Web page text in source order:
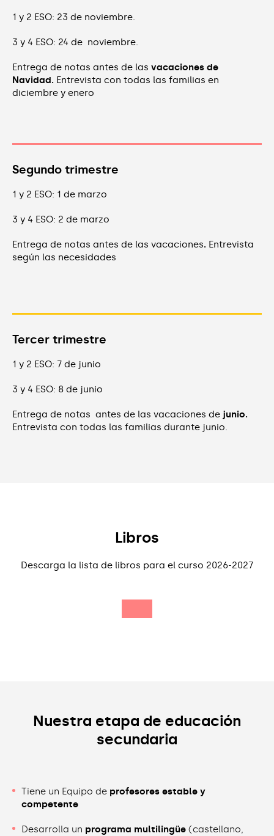
1 y 2 ESO: 23 de noviembre.
3 y 4 ESO: 24 de noviembre.
Entrega de notas antes de las vacaciones de
Navidad. Entrevista con todas las familias en
diciembre y enero
Segundo trimestre
1 y 2 ESO: 1 de marzo
3 y 4 ESO: 2 de marzo
Entrega de notas antes de las vacaciones. Entrevista
según las necesidades
Tercer trimestre
1 y 2 ESO: 7 de junio
3 y 4 ESO: 8 de junio
Entrega de notas antes de las vacaciones de junio.
Entrevista con todas las familias durante junio.
Libros
Descarga la lista de libros para el curso 2026-2027
Nuestra etapa de educación
secundaria
Tiene un Equipo de profesores estable y
competente
Desarrolla un programa multilingüe (castellano,